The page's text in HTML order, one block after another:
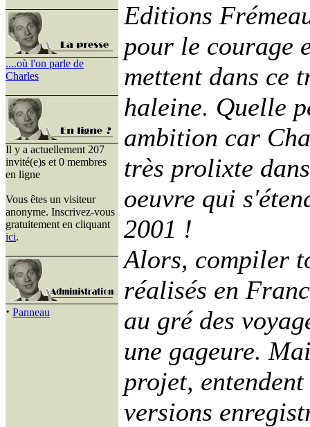
....où l'on parle de
Charles
Il y a actuellement 207
invité(e)s et 0 membres
en ligne
Vous êtes un visiteur
anonyme. Inscrivez-vous
gratuitement en cliquant
ici.
· Panneau
Editions
pour le courage
mettent dans ce
haleine. Quelle
ambition car
très prolixte
oeuvre qui
2001 !
Alors, compiler
réalisés en
au gré des
une gageure.
projet,
versions